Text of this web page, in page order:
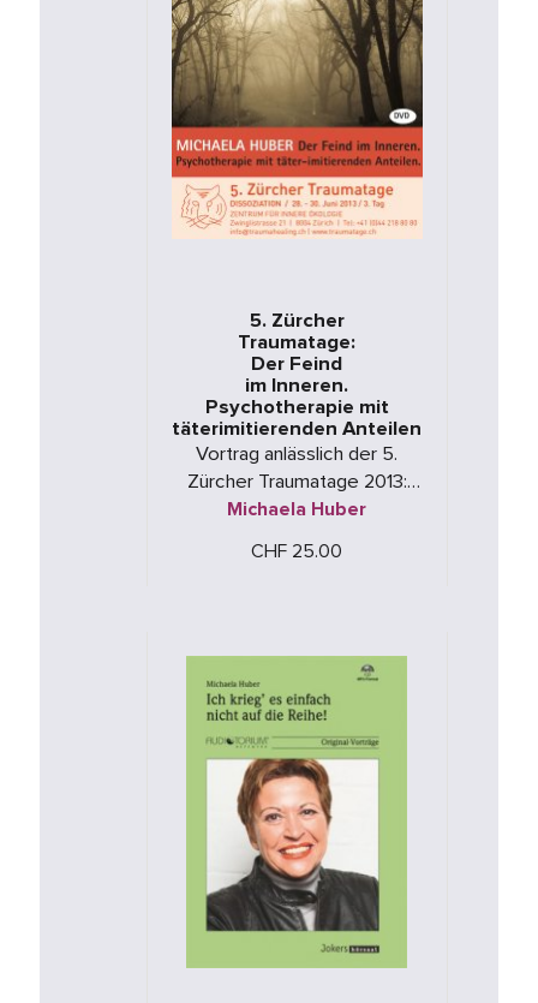
5. Zürcher
Traumatage:
Der Feind
im Inneren.
Psychotherapie mit
täterimitierenden Anteilen
Vortrag anlässlich der 5.
Zürcher Traumatage 2013:
"DISSOZIATION"
Michaela Huber
CHF 25.00